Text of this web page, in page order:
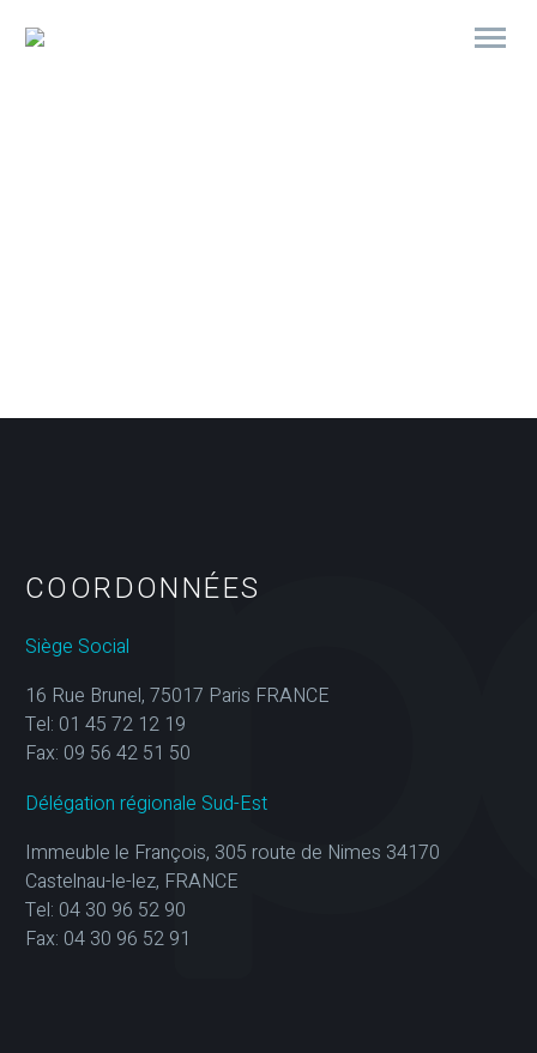
COORDONNÉES
Siège Social
16 Rue Brunel, 75017 Paris FRANCE
Tel: 01 45 72 12 19
Fax: 09 56 42 51 50
Délégation régionale Sud-Est
Immeuble le François, 305 route de Nimes 34170
Castelnau-le-lez, FRANCE
Tel: 04 30 96 52 90
Fax: 04 30 96 52 91